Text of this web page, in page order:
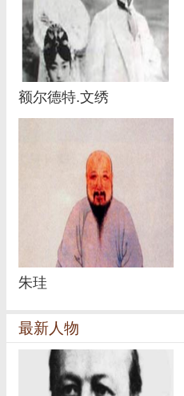
额尔德特.文绣
朱珪
最新人物